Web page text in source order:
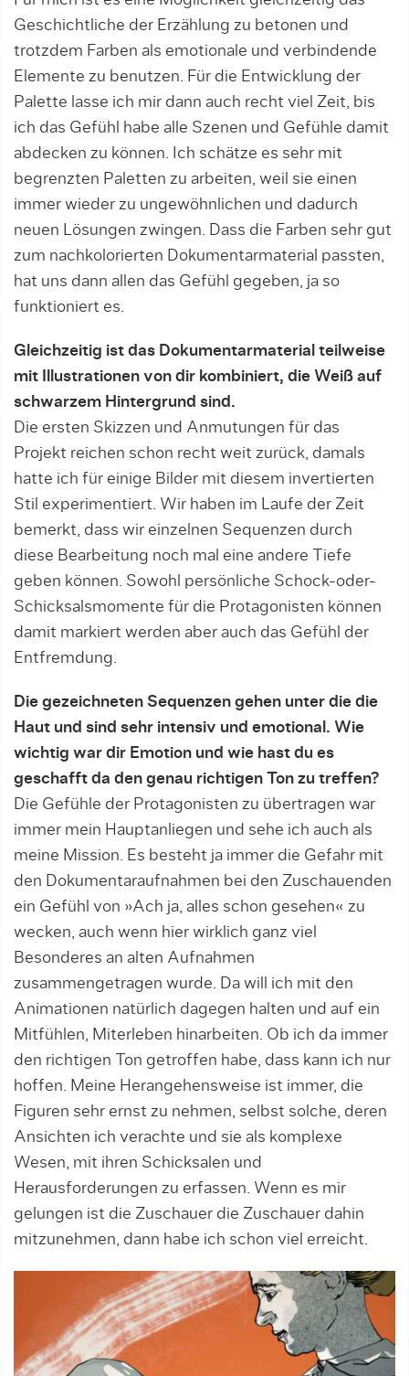
Geschichtliche der Erzählung zu betonen und
trotzdem Farben als emotionale und verbindende
Elemente zu benutzen. Für die Entwicklung der
Palette lasse ich mir dann auch recht viel Zeit, bis
ich das Gefühl habe alle Szenen und Gefühle damit
abdecken zu können. Ich schätze es sehr mit
begrenzten Paletten zu arbeiten, weil sie einen
immer wieder zu ungewöhnlichen und dadurch
neuen Lösungen zwingen. Dass die Farben sehr gut
zum nachkolorierten Dokumentarmaterial passten,
hat uns dann allen das Gefühl gegeben, ja so
funktioniert es.
Gleichzeitig ist das Dokumentarmaterial teilweise
mit Illustrationen von dir kombiniert, die Weiß auf
schwarzem Hintergrund sind.
Die ersten Skizzen und Anmutungen für das
Projekt reichen schon recht weit zurück, damals
hatte ich für einige Bilder mit diesem invertierten
Stil experimentiert. Wir haben im Laufe der Zeit
bemerkt, dass wir einzelnen Sequenzen durch
diese Bearbeitung noch mal eine andere Tiefe
geben können. Sowohl persönliche Schock-oder-
Schicksalsmomente für die Protagonisten können
damit markiert werden aber auch das Gefühl der
Entfremdung.
Die gezeichneten Sequenzen gehen unter die die
Haut und sind sehr intensiv und emotional. Wie
wichtig war dir Emotion und wie hast du es
geschafft da den genau richtigen Ton zu treffen?
Die Gefühle der Protagonisten zu übertragen war
immer mein Hauptanliegen und sehe ich auch als
meine Mission. Es besteht ja immer die Gefahr mit
den Dokumentaraufnahmen bei den Zuschauenden
ein Gefühl von »Ach ja, alles schon gesehen« zu
wecken, auch wenn hier wirklich ganz viel
Besonderes an alten Aufnahmen
zusammengetragen wurde. Da will ich mit den
Animationen natürlich dagegen halten und auf ein
Mitfühlen, Miterleben hinarbeiten. Ob ich da immer
den richtigen Ton getroffen habe, dass kann ich nur
hoffen. Meine Herangehensweise ist immer, die
Figuren sehr ernst zu nehmen, selbst solche, deren
Ansichten ich verachte und sie als komplexe
Wesen, mit ihren Schicksalen und
Herausforderungen zu erfassen. Wenn es mir
gelungen ist die Zuschauer die Zuschauer dahin
mitzunehmen, dann habe ich schon viel erreicht.